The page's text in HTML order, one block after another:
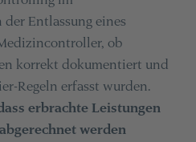
der Entlassung eines
ob
korrekt dokumentiert und
Regeln erfasst wurden.
erbrachte Leistungen
werden